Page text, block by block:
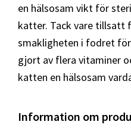
en hälsosam vikt för
katter. Tack vare tillsatt
smakligheten i fodret
gjort av flera vitaminer
katten en hälsosam
Information om